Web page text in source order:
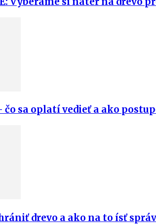
čo sa oplatí vedieť a ako
drevo a ako na to ísť